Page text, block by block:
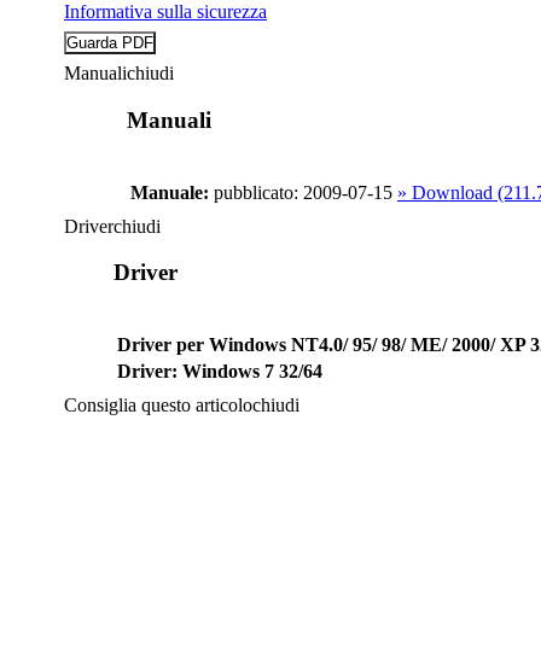
Informativa sulla sicurezza
Manualichiudi
Manuali
Manuale: pubblicato: 2009-07-15 » Download
Driverchiudi
Driver
Driver per Windows NT4.0/ 95/ 98/ ME/ 2000/ XP
Driver: Windows 7 32/64
Consiglia questo articolochiudi